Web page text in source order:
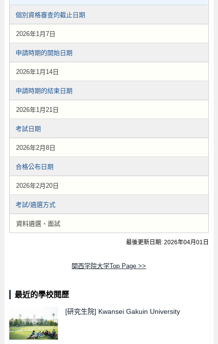
個別資格審查的截止日期
2026年1月7日
申請時期的開始日期
2026年1月14日
申請時期的結束日期
2026年1月21日
考試日期
2026年2月8日
合格公布日期
2026年2月20日
考試/遴選方式
資料遴選、面試
最後更新日期: 2026年04月01日
関西学院大学Top Page >>
最近的學校閱歷
[研究生院] Kwansei Gakuin University